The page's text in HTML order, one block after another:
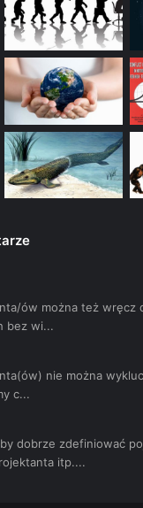
ów można też wręcz
bez wi...
nie można
c...
dobrze zdefiniować
itp....